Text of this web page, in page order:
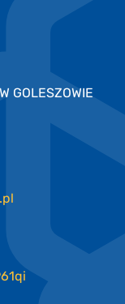
GOLESZOWIE